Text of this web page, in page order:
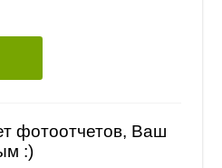
фотоотчетов, Ваш
:)